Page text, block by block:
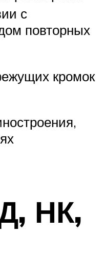
с
повторных
кромок
НК,